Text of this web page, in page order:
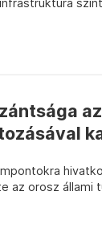
az orosz állami